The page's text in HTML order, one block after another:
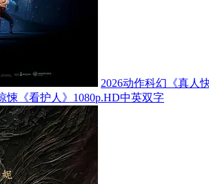
2026动作科幻《真人
悚《看护人》1080p.HD中英双字